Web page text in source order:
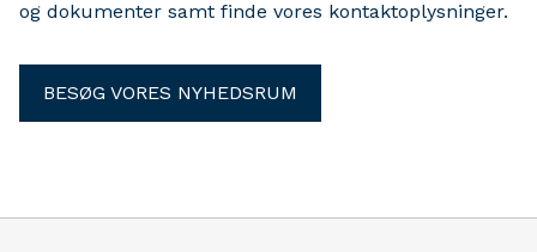
og dokumenter samt finde vores kontaktoplysninger.
BESØG VORES NYHEDSRUM